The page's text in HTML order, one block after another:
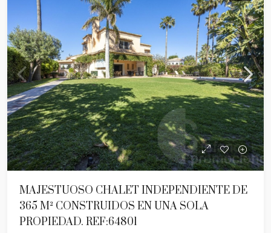
MAJESTUOSO CHALET INDEPENDIENTE DE
365 M² CONSTRUIDOS EN UNA SOLA
PROPIEDAD. REF:64801